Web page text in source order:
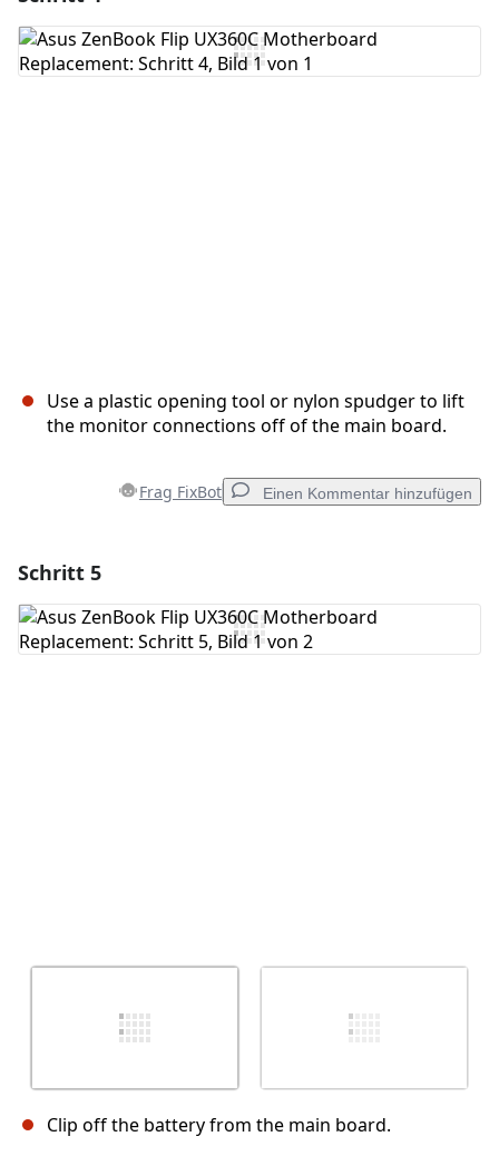
Kommentar hinzufügen
Use a plastic opening tool or nylon spudger to lift
the monitor connections off of the main board.
Frag FixBot Einen Kommentar hinzufügen
Kommentar hinzufügen
Schritt 5
Clip off the battery from the main board.